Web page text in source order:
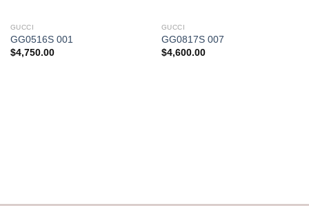
GUCCI
GG0516S 001
$4,750.00
GUCCI
GG0817S 007
$4,600.00